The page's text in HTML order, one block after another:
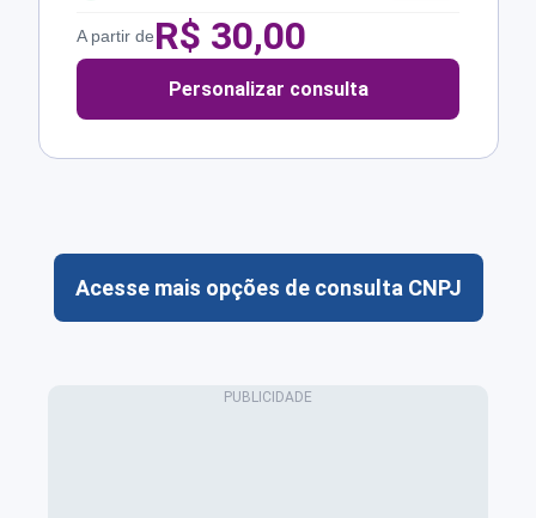
A partir deR$ 30,00
Personalizar consulta
Acesse mais opções de consulta CNPJ